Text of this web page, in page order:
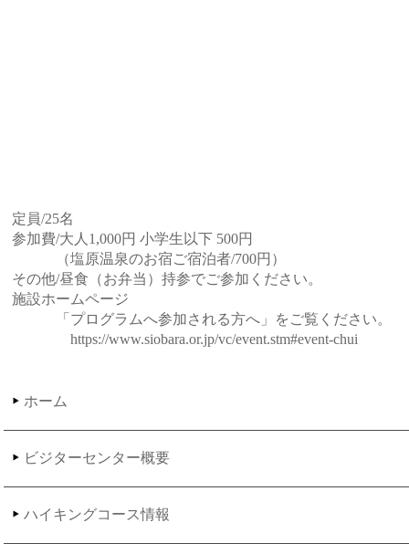
定員/25名
参加費/大人1,000円 小学生以下 500円
（塩原温泉のお宿ご宿泊者/700円）
その他/昼食（お弁当）持参でご参加ください。
施設ホームページ
「プログラムへ参加される方へ」をご覧ください。
https://www.siobara.or.jp/vc/event.stm#event-chui
ホーム
ビジターセンター概要
ハイキングコース情報